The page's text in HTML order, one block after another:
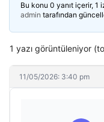
Bu konu 0 yanıt içerir, 1
admin tarafından
1 yazı görüntüleniyor
11/05/2026: 3:40 pm